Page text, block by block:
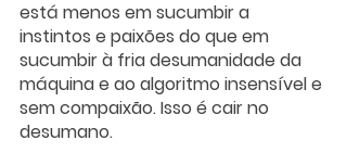
está menos em sucumbir a
instintos e paixões do que em
sucumbir à fria desumanidade da
máquina e ao algoritmo insensível e
sem compaixão. Isso é cair no
desumano.